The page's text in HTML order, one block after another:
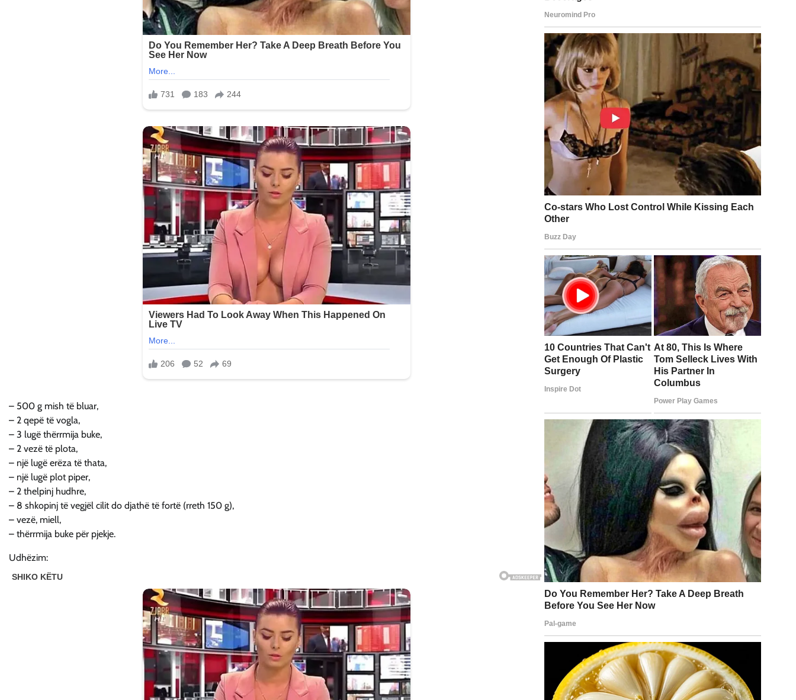
– 500 g mish të bluar,
– 2 qepë të vogla,
– 3 lugë thërrmija buke,
– 2 vezë të plota,
– një lugë erëza të thata,
– një lugë plot piper,
– 2 thelpinj hudhre,
– 8 shkopinj të vegjël cilit do djathë të fortë (rreth 150 g),
– vezë, miell,
– thërrmija buke për pjekje.
Udhëzim: